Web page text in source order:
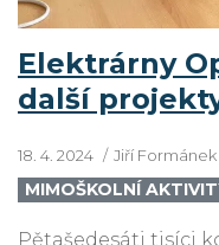
Elektrárny
další
18. 4. 2024 Jiří Formánek
MIMOŠKOLNÍ
Pětašedesáti tisíci